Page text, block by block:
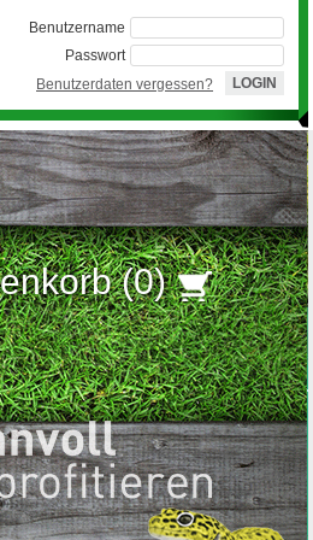
Benutzername
Passwort
Benutzerdaten vergessen?
(0)